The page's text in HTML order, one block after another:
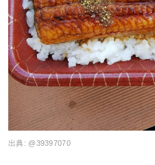
出典: @39397070